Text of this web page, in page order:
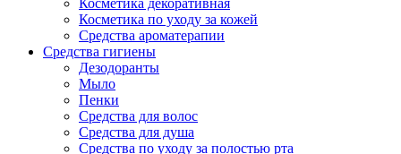
Косметика декоративная
Косметика по уходу за кожей
Средства ароматерапии
Средства гигиены
Дезодоранты
Мыло
Пенки
Средства для волос
Средства для душа
Средства по уходу за полостью рта